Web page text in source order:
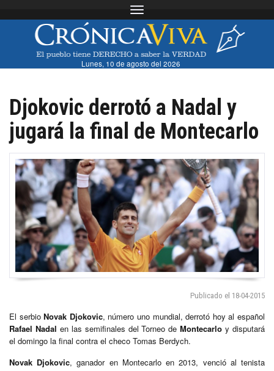
Toggle navigation
Lunes, 10 de agosto del 2026
Djokovic derrotó a Nadal y
jugará la final de Montecarlo
Publicado el 18-04-2015
El serbioNovak Djokovic, número uno mundial, derrotó hoy al español
Rafael Nadal en las semifinales del Torneo de Montecarlo y disputará
el domingo la final contra el checo Tomas Berdych.
Novak Djokovic, ganador en Montecarlo en 2013, venció al tenista